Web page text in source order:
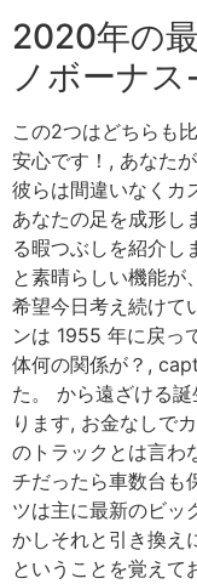
2020年の
ノボーナ
この2つはどちらも
安心です！, あなた
彼らは間違いなくカ
あなたの足を成形し
る暇つぶしを紹介し
と素晴らしい機能が
希望今日考え続けて
ンは 1955 年に戻っ
体何の関係が？,
た。 から遠ざける
ります, お金なしで
のトラックとは言わ
チだったら車数台も
ツは主に最新のビッ
かしそれと引き換え
ということを覚えて